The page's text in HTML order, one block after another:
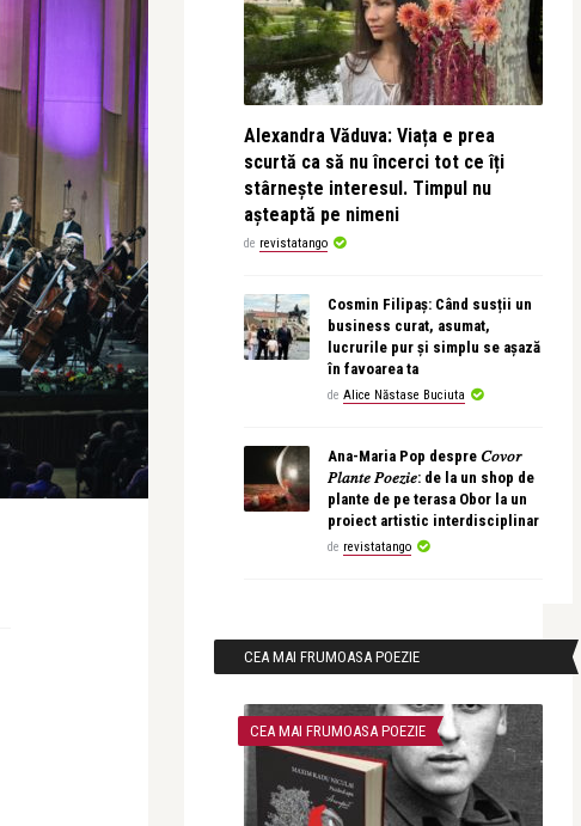
Alexandra Văduva: Viața e prea
scurtă ca să nu încerci tot ce îți
stârnește interesul. Timpul nu
așteaptă pe nimeni
de revistatango
Cosmin Filipaș: Când susții un
business curat, asumat,
lucrurile pur și simplu se așază
în favoarea ta
de Alice Năstase Buciuta
Ana-Maria Pop despre 𝐶𝑜𝑣𝑜𝑟
𝑃𝑙𝑎𝑛𝑡𝑒 𝑃𝑜𝑒𝑧𝑖𝑒: de la un shop de
plante de pe terasa Obor la un
proiect artistic interdisciplinar
de revistatango
CEA MAI FRUMOASA POEZIE
CEA MAI FRUMOASA POEZIE